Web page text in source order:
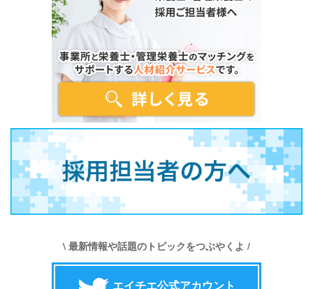
\ 最新情報や話題のトピックをつぶやくよ /
エイチエ公式アカウント